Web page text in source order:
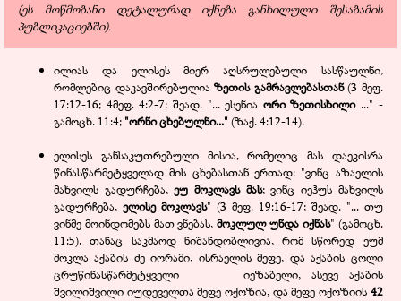
(ეს მოწმობანი დეტალურად იქნება განხილული შესაბამის
პუბლიკაციებში).
ილიას და ელისეს მიერ აღსრულებული სასწაულნი,
რომლებიც დაკავშირებულიაზეთის გამრავლებასთან(3 მეფ.
17:12-16; 4მეფ. 4:2-7; შეად. "... ესენია ორი ზეთისხილი..." -
გამოცხ. 11:4; "ორნი ცხებულნი..." (ზაქ. 4:12-14).
ელისეს განსაკუთრებული მისია, რომელიც მას დაეკისრა
წინასწარმეტყველად მის ცხებასთან ერთად: "ვინც აზაელის
მახვილს გადურჩება,ეუ მოკლავს მას; ვინც იეჰუს მახვილს
გადურჩება, ელისე მოკლავს" (3 მეფ. 19:16-17; შეად. "... თუ
ვინმე მოინდომებს მათ ვნებას,მოკლულ უნდა იქნას" (გამოცხ.
11:5). თანაც საკმაოდ ნიშანდობლივია, რომ სწორედ ეუმ
მოკლა აქაბის ძე იორამი, ისრაელის მეფე, და აქაბის ცოლი
ცრუწინასწარმეტყველი იეზაბელი, ასევე აქაბის
შვილიშვილი იუდეველთა მეფე ოქოზია, და მეფე ოქოზიის 42